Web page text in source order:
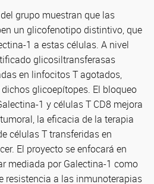
grupo muestran que las
un glicofenotipo distintivo, que
1 a estas células. A nivel
glicosiltransferasas
en linfocitos T agotados,
glicoepítopes. El bloqueo
1 y células T CD8 mejora
la eficacia de la terapia
células T transferidas en
El proyecto se enfocará en
mediada por Galectina-1 como
resistencia a las inmunoterapias